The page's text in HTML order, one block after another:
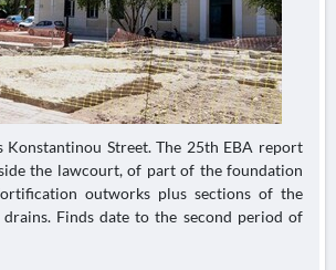
Konstantinou Street. The 25th EBA report
the lawcourt, of part of the foundation
outworks plus sections of the
Finds date to the second period of